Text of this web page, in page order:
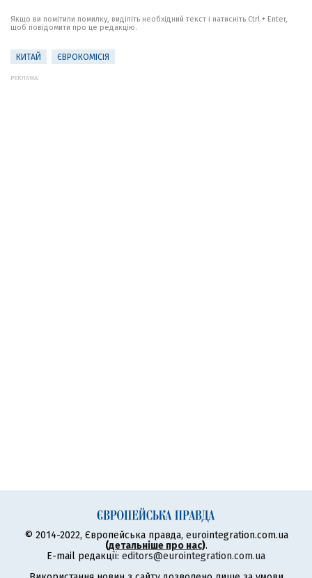
Якщо ви помітили помилку, виділіть необхідний текст і натисніть Ctrl + Enter,
щоб повідомити про це редакцію.
КИТАЙ ЄВРОКОМІСІЯ
РЕКЛАМА:
© 2014-2022, Європейська правда, eurointegration.com.ua
(детальніше про нас).
E-mail редакції: editors@eurointegration.com.ua